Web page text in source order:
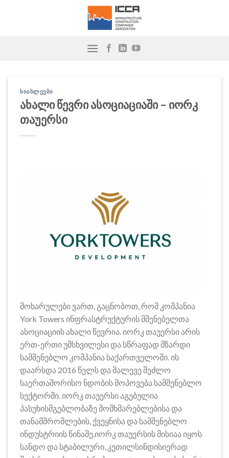
ᲡᲘᲐᲮᲚᲔᲔᲑᲘ
ახალი წევრი ასოციაციაში – იორკ
თაუერსი
მოხარულები ვართ, გაცნობოთ, რომ კომპანია
York Towers ინფრასტრუქტურის მშენებელთა
ასოციაციის ახალი წევრია. იორკ თაუერსი არის
ერთ-ერთი უმსხვილესი და სწრაფად მზარდი
სამშენებლო კომპანია საქართველოში. ის
დაარსდა 2016 წელს და მალევე შეძლო
საერთაშორისო ნდობის მოპოვება სამშენებლო
სექტორში. იორკ თაუერსი აგებულია
პასუხისმგებლობაზე მომხმარებლებისა და
თანამშრომლების, ქვეყნისა და სამშენებლო
ინდუსტრიის წინაშე.იორკ თაუერსის მისიაა იყოს
სანდო და სტაბილური, კეთილსინდისიერად